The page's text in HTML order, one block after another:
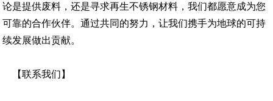
论是提供废料，还是寻求再生不锈钢材料，我们都愿意成为您
可靠的合作伙伴。通过共同的努力，让我们携手为地球的可持
续发展做出贡献。
【联系我们】